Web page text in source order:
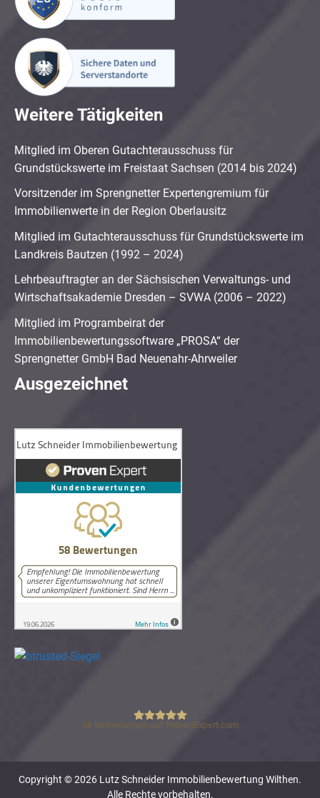
Weitere Tätigkeiten
Mitglied im Oberen Gutachterausschuss für
Grundstückswerte im Freistaat Sachsen (2014 bis 2024)
Vorsitzender im Sprengnetter Expertengremium für
Immobilienwerte in der Region Oberlausitz
Mitglied im Gutachterausschuss für Grundstückswerte im
Landkreis Bautzen (1992 – 2024)
Lehrbeauftragter an der Sächsischen Verwaltungs- und
Wirtschaftsakademie Dresden – SVWA (2006 – 2022)
Mitglied im Programbeirat der
Immobilienbewertungssoftware „PROSA“ der
Sprengnetter GmbH Bad Neuenahr-Ahrweiler
Ausgezeichnet
Lutz Schneider Immobilienbewertung
58 Bewertungen auf ProvenExpert.com
Copyright © 2026 Lutz Schneider Immobilienbewertung Wilthen.
Alle Rechte vorbehalten.